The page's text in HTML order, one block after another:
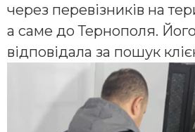
через перевізників на
а саме до Тернополя.
відповідала за пошук